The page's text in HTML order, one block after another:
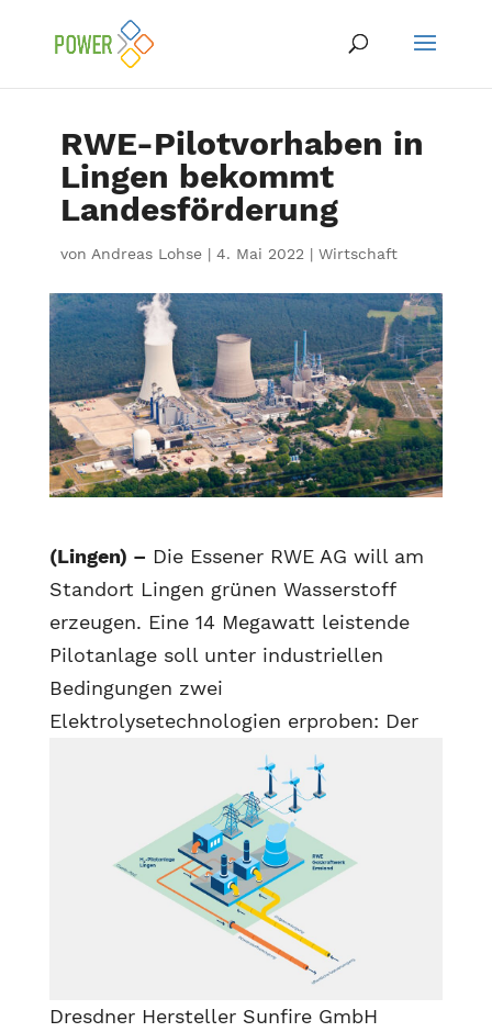
RWE-Pilotvorhaben in
Lingen bekommt
Landesförderung
von Andreas Lohse| 4. Mai 2022 | Wirtschaft
(Lingen) – Die Essener RWE AG will am
Standort Lingen grünen Wasserstoff
erzeugen. Eine 14 Megawatt leistende
Pilotanlage soll unter industriellen
Bedingungen zwei
Elektrolysetechnologien erproben: Der
Dresdner Hersteller Sunfire GmbH